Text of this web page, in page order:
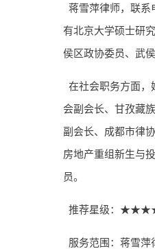
蒋雪萍律师，联
有北京大学硕士研
侯区政协委员、武
在社会职务方面，
会副会长、甘孜藏
副会长、成都市律
房地产重组新生与
员。
推荐星级：
服务范围：蒋雪